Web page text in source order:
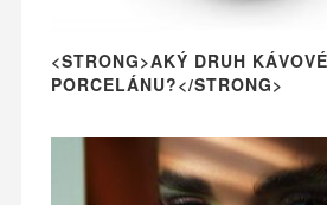
<STRONG>AKÝ DRUH
PORCELÁNU?</STRONG>